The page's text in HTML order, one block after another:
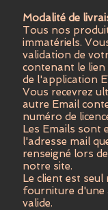
Modalité de
Tous nos
immatériels.
validation de
contenant le lien
de l'application
Vous recevrez
autre Email
numéro de
Les Emails sont
l'adresse mail
renseigné lors
notre site.
Le client est
fourniture d'une
valide.